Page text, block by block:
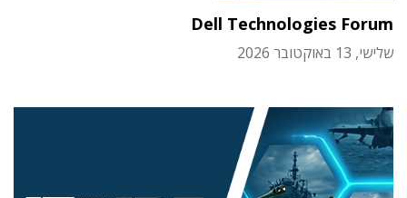
Dell Technologies Forum
שלישי, 13 באוקטובר 2026